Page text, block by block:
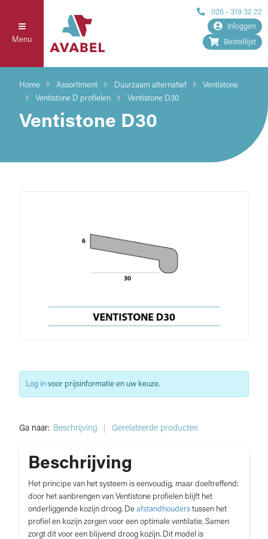
Menu
026 - 319 32 22
Inloggen
Bestellijst
Home Assortiment Duurzaam alternatief
Ventistone
Ventistone D profielen
Ventistone D30
Ventistone D30
Ga naar: Beschrijving Gerelateerde producten
Beschrijving
Het principe van het systeem is eenvoudig, maar doeltreffend:
door het aanbrengen van Ventistone profielen blijft het
onderliggende kozijn droog. De afstandhouders tussen het
profiel en kozijn zorgen voor een optimale ventilatie. Samen
zorgt dit voor een blijvend droog kozijn. Dit model is
Log in voor prijsinformatie en uw keuze.